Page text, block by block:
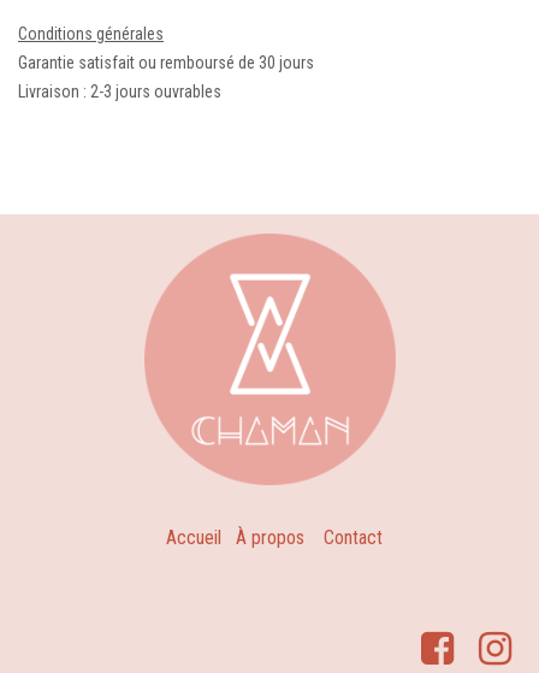
Conditions générales
Garantie satisfait ou remboursé de 30 jours
Livraison : 2-3 jours ouvrables
Accueil À propos Contact